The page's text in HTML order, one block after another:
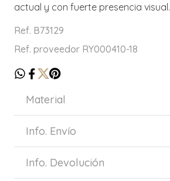
actual y con fuerte presencia visual.
Ref. B73129
Ref. proveedor RY000410-18
Material
Info. Envío
Info. Devolución